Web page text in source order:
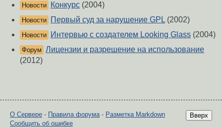
Новости Конкурс (2004)
Новости Первый суд за нарушение GPL (2002)
Новости Интервью с создателем Looking Glass (2004)
Форум Лицензии и разрешение на использование
(2012)
Вверх
О Сервере - Правила форума- Разметка Markdown
Сообщить об ошибке